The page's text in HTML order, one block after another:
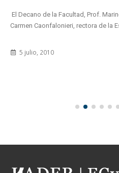
El Decano de la Facultad, Prof.
Carmen Caonfalonieri, rectora de la
5 julio, 2010